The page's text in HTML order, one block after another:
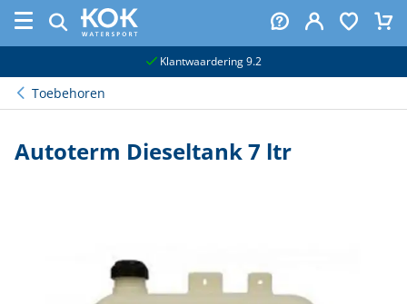
Klantwaardering 9.2
Toebehoren
Autoterm Dieseltank 7 ltr